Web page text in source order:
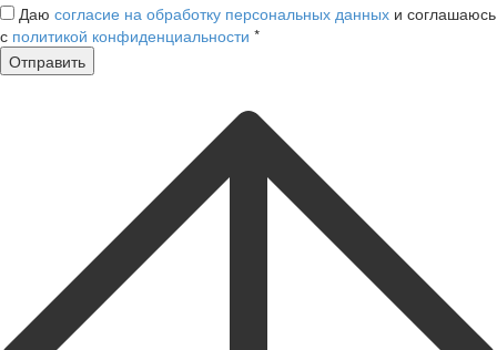
Даю согласие на обработку персональных данных и соглашаюсь
с политикой конфиденциальности *